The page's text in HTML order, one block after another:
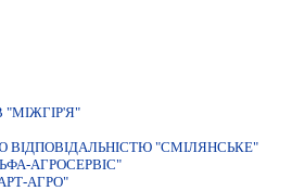
"МIЖГIР'Я"
"СМІЛЯНСЬКЕ"
АГРОСЕРВIС"
АГРО"